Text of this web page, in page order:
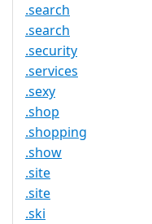
.search
.search
.security
.services
.sexy
.shop
.shopping
.show
.site
.site
.ski